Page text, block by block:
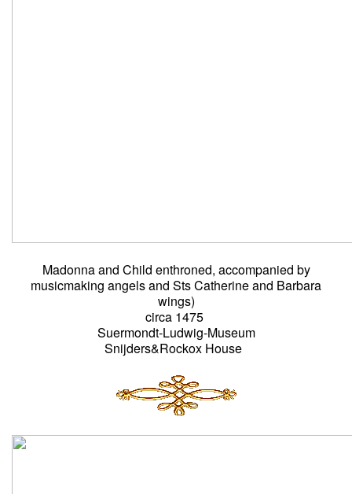
Madonna and Child enthroned, accompanied by
musicmaking angels and Sts Catherine and Barbara
wings)
circa 1475
Suermondt-Ludwig-Museum
Snijders&Rockox House